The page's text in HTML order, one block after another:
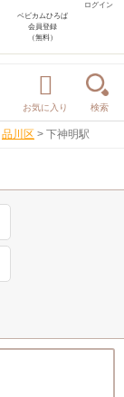
ログイン
ベビカムひろば
会員登録
（無料）
お気に入り 検索
品川区 > 下神明駅